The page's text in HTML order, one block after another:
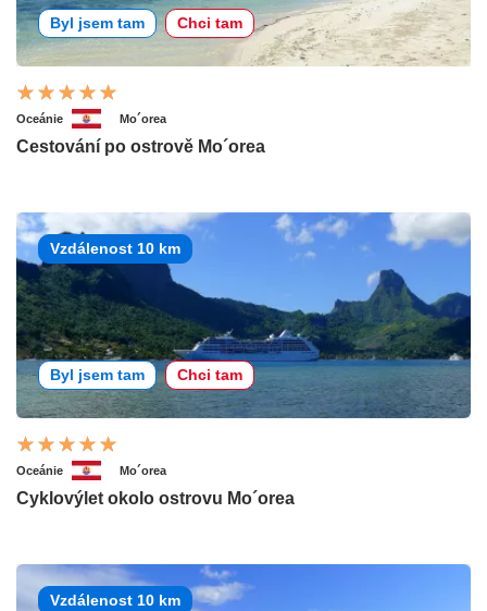
Byl jsem tam Chci tam
Oceánie Mo´orea
Cestování po ostrově Mo´orea
Vzdálenost 10 km
Byl jsem tam Chci tam
Oceánie Mo´orea
Cyklovýlet okolo ostrovu Mo´orea
Vzdálenost 10 km